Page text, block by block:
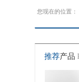
推荐产品
您现在的位置：